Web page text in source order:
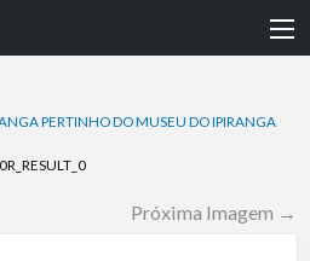
PERTINHO DO MUSEU DO IPIRANGA
Próxima Imagem →